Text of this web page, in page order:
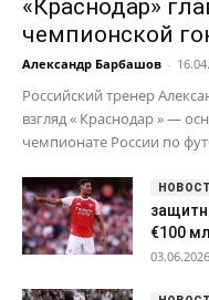
«Краснодар»
чемпионской
Александр Барбашов -
Российский тренер
взгляд « Краснодар » —
чемпионате России по
€100
03.06.2026